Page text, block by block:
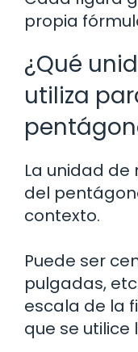
propia
¿Qué
utiliza
La unidad
del
contexto.
Puede ser
pulgadas,
escala de la
que se utilice